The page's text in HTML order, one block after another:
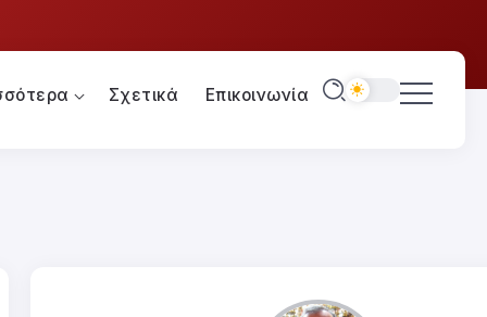
Σχετικά Επικοινωνία